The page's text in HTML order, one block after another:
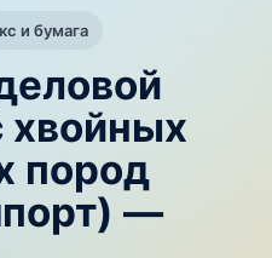
и бумага
хвойных
пород
—